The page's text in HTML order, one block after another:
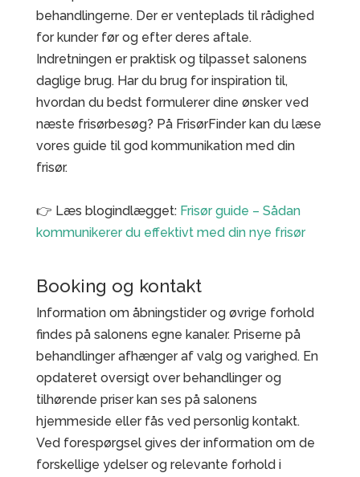
behandlingerne. Der er venteplads til rådighed
for kunder før og efter deres aftale.
Indretningen er praktisk og tilpasset salonens
daglige brug. Har du brug for inspiration til,
hvordan du bedst formulerer dine ønsker ved
næste frisørbesøg? På FrisørFinder kan du læse
vores guide til god kommunikation med din
frisør.
👉 Læs blogindlægget: Frisør guide – Sådan
kommunikerer du effektivt med din nye frisør
Booking og kontakt
Information om åbningstider og øvrige forhold
findes på salonens egne kanaler. Priserne på
behandlinger afhænger af valg og varighed. En
opdateret oversigt over behandlinger og
tilhørende priser kan ses på salonens
hjemmeside eller fås ved personlig kontakt.
Ved forespørgsel gives der information om de
forskellige ydelser og relevante forhold i